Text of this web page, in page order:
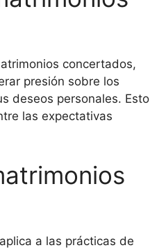
concertados,
presión sobre los
deseos personales. Esto
las expectativas
a las prácticas de